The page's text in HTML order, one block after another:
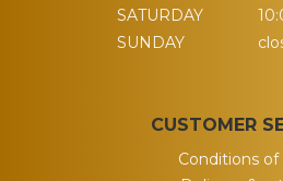
SATURDAY
SUNDAY
CUSTOMER
Conditions of